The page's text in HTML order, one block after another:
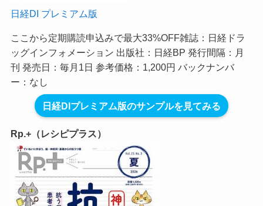
日経DI プレミアム版
ここから定期購読申込みで最大33%OFF雑誌：日経ドラ
ッグインフォメーション 出版社：日経BP 発行間隔：月
刊 発売日：毎月1日 参考価格：1,200円 バックナンバ
ー：なし
日経DIプレミアム版のサンプルを見てみる
Rp.+（レシピプラス）